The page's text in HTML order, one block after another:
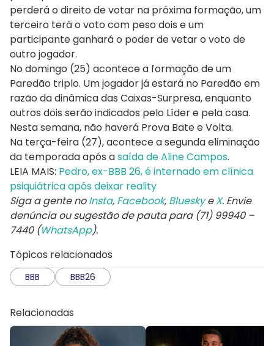
perderá o direito de votar na próxima formação, um
terceiro terá o voto com peso dois e um
participante ganhará o poder de vetar o voto de
outro jogador.
No domingo (25) acontece a formação de um
Paredão triplo. Um jogador já estará no Paredão em
razão da dinâmica das Caixas-Surpresa, enquanto
outros dois serão indicados pelo Líder e pela casa.
Nesta semana, não haverá Prova Bate e Volta.
Na terça-feira (27), acontece a segunda eliminação
da temporada após asaída de Aline Campos.
LEIA MAIS: Pedro, ex-BBB 26, é internado em clínica
psiquiátrica após deixar reality
Siga a gente noInsta, Facebook, BlueskyeX. Envie
denúncia ou sugestão de pauta para (71) 99940 –
7440 (WhatsApp).
Tópicos relacionados
BBB BBB26
Relacionadas